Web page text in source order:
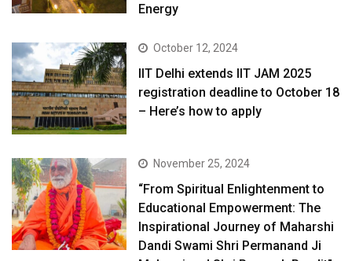
Energy
October 12, 2024
IIT Delhi extends IIT JAM 2025
registration deadline to October 18
– Here’s how to apply
November 25, 2024
“From Spiritual Enlightenment to
Educational Empowerment: The
Inspirational Journey of Maharshi
Dandi Swami Shri Permanand Ji